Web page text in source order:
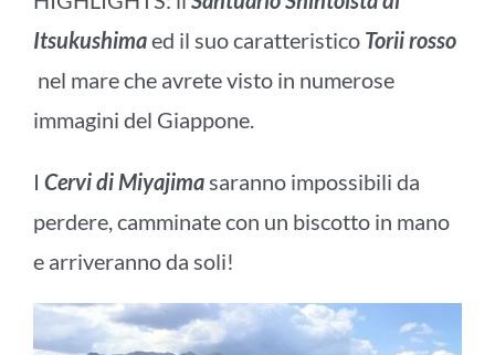
Itsukushimaed il suo caratteristico Torii rosso
nel mare che avrete visto in numerose
immagini del Giappone.
I Cervi di Miyajimasaranno impossibili da
perdere, camminate con un biscotto in mano
e arriveranno da soli!